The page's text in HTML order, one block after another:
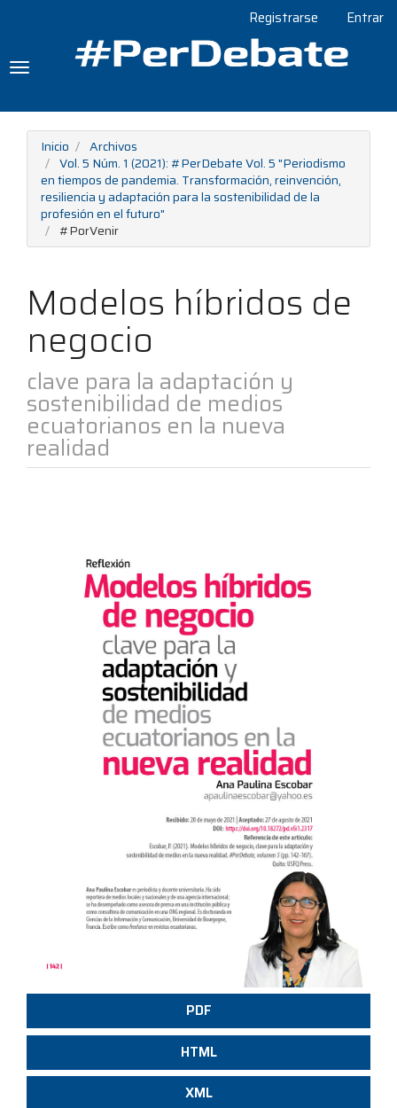
Contenido
principal
Registrarse Entrar
Toggle
Inicio
Archivos
Vol. 5 Núm. 1 (2021): #PerDebate Vol. 5 "Periodismo
en tiempos de pandemia. Transformación, reinvención,
resiliencia y adaptación para la sostenibilidad de la
profesión en el futuro"
#PorVenir
Modelos híbridos de
negocio
clave para la adaptación y
sostenibilidad de medios
ecuatorianos en la nueva
realidad
artículo
PDF
HTML
XML